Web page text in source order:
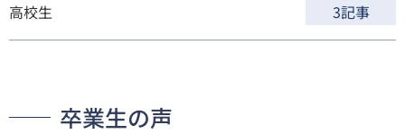
高校生 3記事
卒業生の声